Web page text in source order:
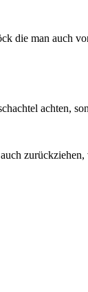
die man auch
achten,